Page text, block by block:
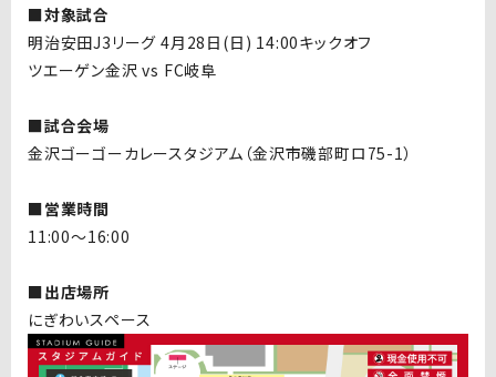
■対象試合
明治安田J3リーグ 4月28日(日) 14:00キックオフ
ツエーゲン金沢 vs FC岐阜
■試合会場
金沢ゴーゴーカレースタジアム（金沢市磯部町ロ75-1）
■営業時間
11:00〜16:00
■出店場所
にぎわいスペース